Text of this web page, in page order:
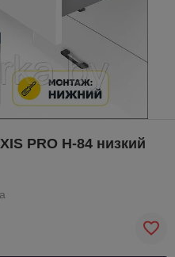
PRO H-84 низкий